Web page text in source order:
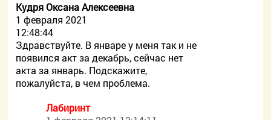
Кудря Оксана Алексеевна
1 февраля 2021
12:48:44
Здравствуйте. В январе у меня так и не
появился акт за декабрь, сейчас нет
акта за январь. Подскажите,
пожалуйста, в чем проблема.
Лабиринт